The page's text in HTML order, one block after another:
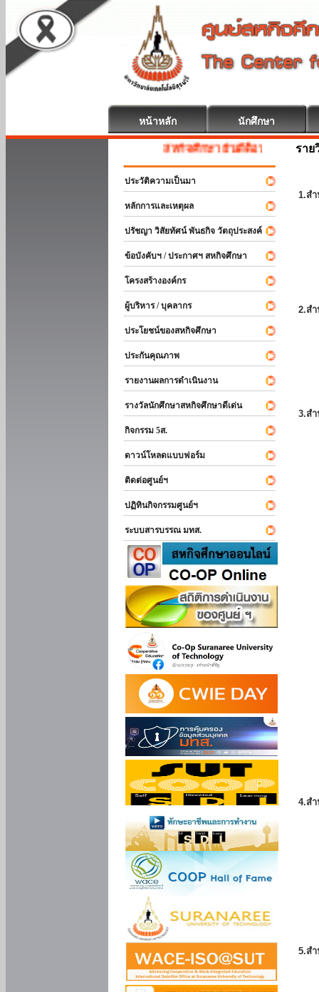
หน้าหลัก นักศึกษา
สหกิจศึกษา ยินดีต้อนรับ
ประวัติความเป็นมา
หลักการและเหตุผล
ปรัชญา วิสัยทัศน์ พันธกิจ วัตถุประสงค์
ข้อบังคับฯ / ประกาศฯ สหกิจศึกษา
โครงสร้างองค์กร
ผู้บริหาร / บุคลากร
ประโยชน์ของสหกิจศึกษา
ประกันคุณภาพ
รายงานผลการดำเนินงาน
รางวัลนักศึกษาสหกิจศึกษาดีเด่น
กิจกรรม 5ส.
ดาวน์โหลดแบบฟอร์ม
ติดต่อศูนย์ฯ
ปฏิทินกิจกรรมศูนย์ฯ
ระบบสารบรรณ มทส.
ราย
1.ส
2.ส
3.ส
4.ส
5.ส